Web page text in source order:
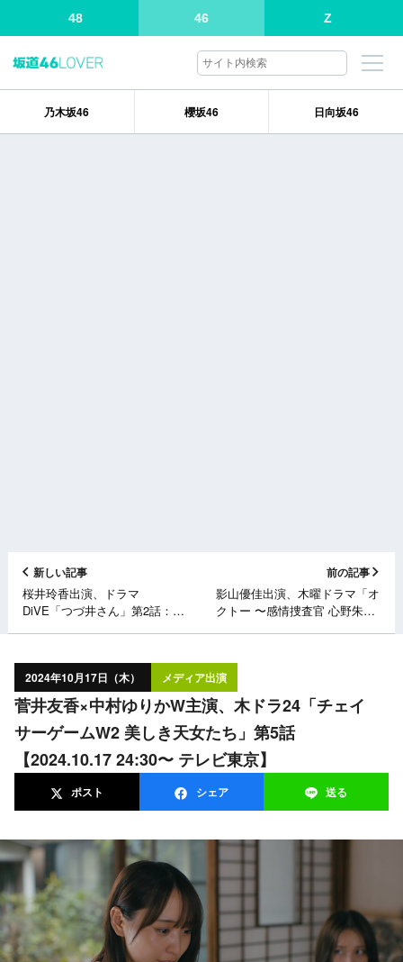
48 46 Z
乃木坂46 櫻坂46 日向坂46
新しい記事
桜井玲香出演、ドラマ
DiVE「つづ井さん」第2話：推
ビ】
前の記事
影山優佳出演、木曜ドラマ「オ
クトー 〜感情捜査官 心野朱
【2024.10.17 23:59〜 日本テレ
ビ】
2024年10月17日（木） メディア出演
菅井友香×中村ゆりかW主演、木ドラ24「チェイ
サーゲームW2 美しき天女たち」第5話
【2024.10.17 24:30〜 テレビ東京】
ポスト シェア 送る